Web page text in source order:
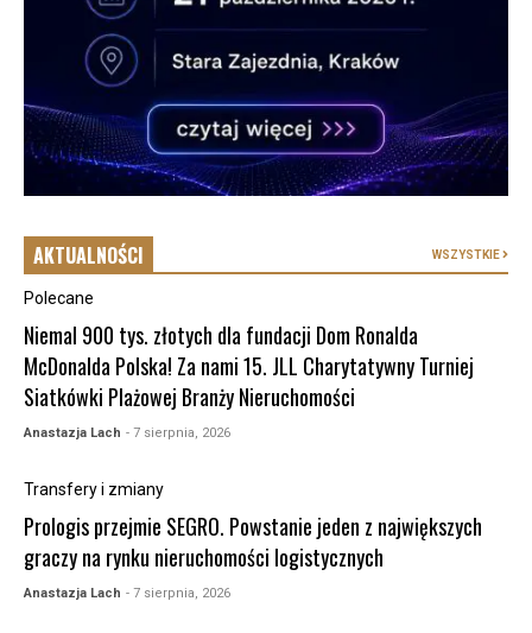
AKTUALNOŚCI WSZYSTKIE
Polecane
Niemal 900 tys. złotych dla fundacji Dom Ronalda
McDonalda Polska! Za nami 15. JLL Charytatywny Turniej
Siatkówki Plażowej Branży Nieruchomości
Anastazja Lach - 7 sierpnia, 2026
Transfery i zmiany
Prologis przejmie SEGRO. Powstanie jeden z największych
graczy na rynku nieruchomości logistycznych
Anastazja Lach - 7 sierpnia, 2026